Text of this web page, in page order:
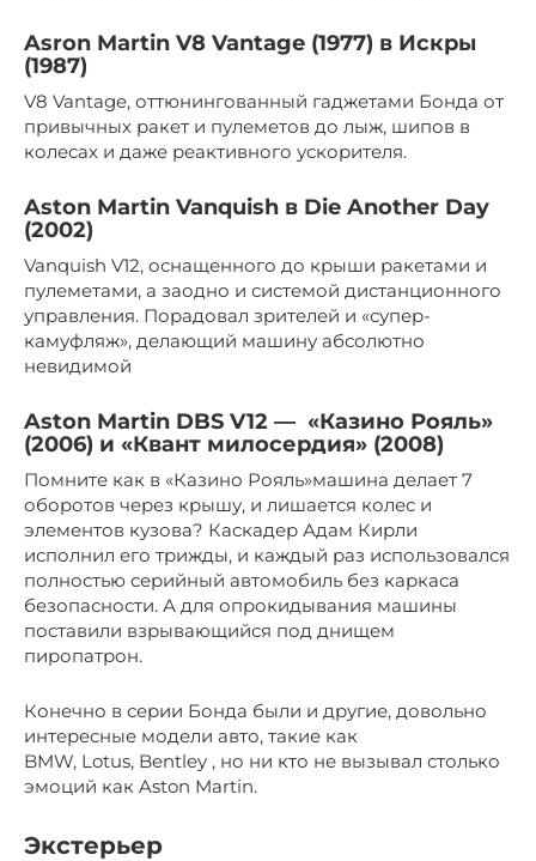
Asron Martin V8 Vantage (1977) в Искры
(1987)
V8 Vantage, оттюнингованный гаджетами Бонда от
привычных ракет и пулеметов до лыж, шипов в
колесах и даже реактивного ускорителя.
Aston Martin Vanquish в Die Another Day
(2002)
Vanquish V12, оснащенного до крыши ракетами и
пулеметами, а заодно и системой дистанционного
управления. Порадовал зрителей и «супер-
камуфляж», делающий машину абсолютно
невидимой
Aston Martin DBS V12 — «Казино Рояль»
(2006) и «Квант милосердия» (2008)
Помните как в «Казино Рояль»машина делает 7
оборотов через крышу, и лишается колес и
элементов кузова? Каскадер Адам Кирли
исполнил его трижды, и каждый раз использовался
полностью серийный автомобиль без каркаса
безопасности. А для опрокидывания машины
поставили взрывающийся под днищем
пиропатрон.
Конечно в серии Бонда были и другие, довольно
интересные модели авто, такие как
BMW, Lotus, Bentley , но ни кто не вызывал столько
эмоций как Aston Martin.
Экстерьер